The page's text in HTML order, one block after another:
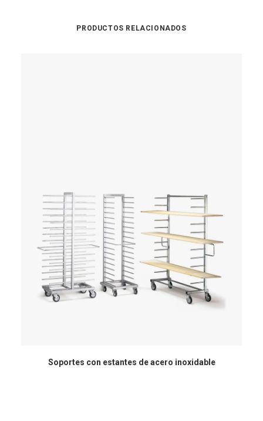
PRODUCTOS RELACIONADOS
Soportes con estantes de acero inoxidable